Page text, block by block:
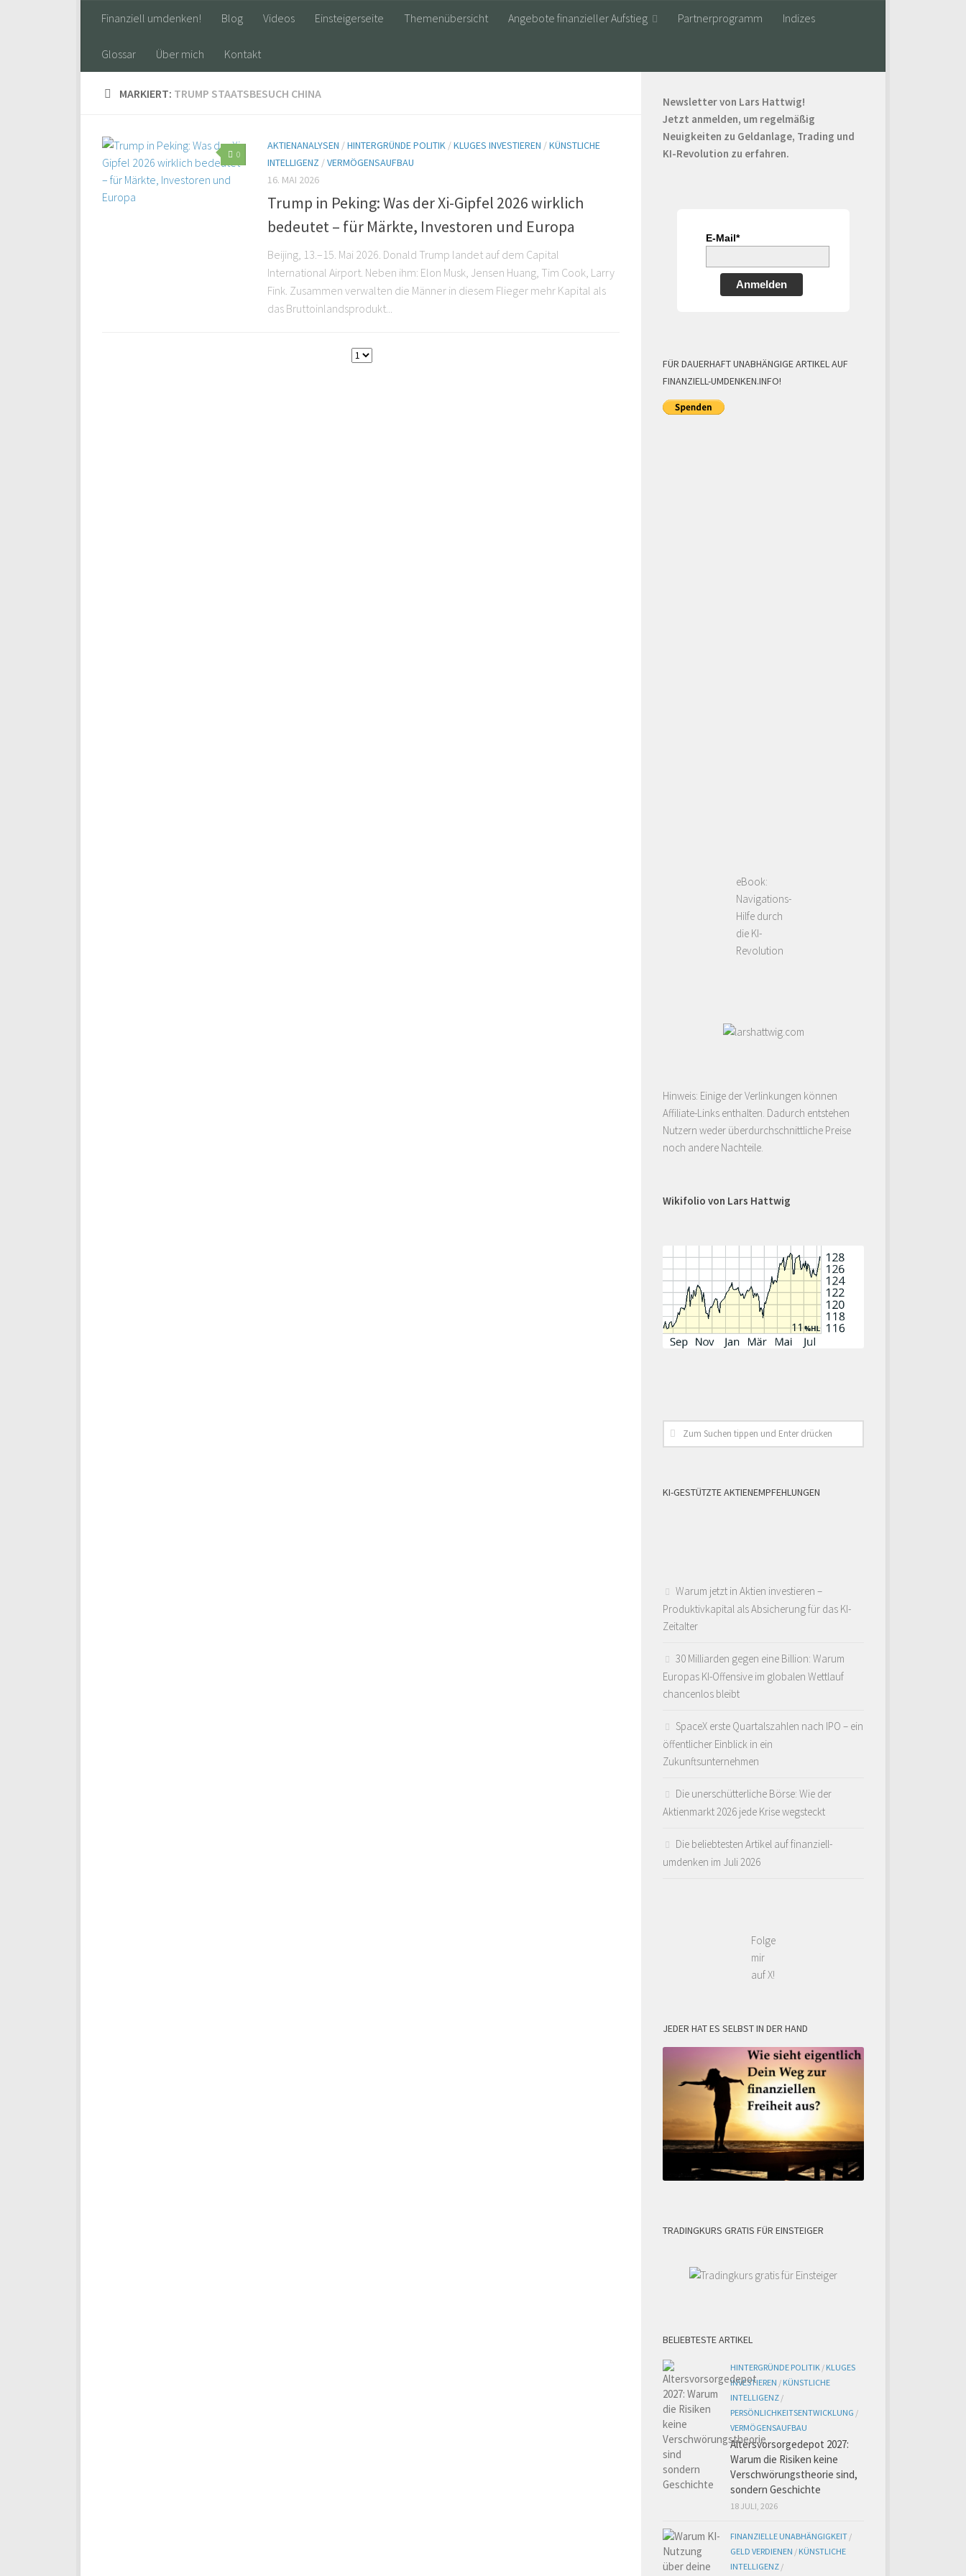
Finanziell umdenken! Blog Videos Einsteigerseite Themenübersicht Angebote finanzieller Aufstieg Partnerprogramm Indizes
Glossar Über mich Kontakt
MARKIERT: TRUMP STAATSBESUCH CHINA
0
AKTIENANALYSEN /HINTERGRÜNDE POLITIK /KLUGES INVESTIEREN /KÜNSTLICHE
INTELLIGENZ /VERMÖGENSAUFBAU
16. MAI 2026
Trump in Peking: Was der Xi-Gipfel 2026 wirklich
bedeutet – für Märkte, Investoren und Europa
Beijing, 13.–15. Mai 2026. Donald Trump landet auf dem Capital
International Airport. Neben ihm: Elon Musk, Jensen Huang, Tim Cook, Larry
Fink. Zusammen verwalten die Männer in diesem Flieger mehr Kapital als
das Bruttoinlandsprodukt...
Newsletter von Lars Hattwig!
Jetzt anmelden, um regelmäßig
Neuigkeiten zu Geldanlage, Trading und
KI-Revolution zu erfahren.
E-Mail*
Anmelden
FÜR DAUERHAFT UNABHÄNGIGE ARTIKEL AUF
FINANZIELL-UMDENKEN.INFO!
eBook:
Navigations-
Hilfe durch
die KI-
Revolution
Hinweis: Einige der Verlinkungen können
Affiliate-Links enthalten. Dadurch entstehen
Nutzern weder überdurchschnittliche Preise
noch andere Nachteile.
Wikifolio von Lars Hattwig
KI-GESTÜTZTE AKTIENEMPFEHLUNGEN
Warum jetzt in Aktien investieren –
Produktivkapital als Absicherung für das KI-
Zeitalter
30 Milliarden gegen eine Billion: Warum
Europas KI-Offensive im globalen Wettlauf
chancenlos bleibt
SpaceX erste Quartalszahlen nach IPO – ein
öffentlicher Einblick in ein
Zukunftsunternehmen
Die unerschütterliche Börse: Wie der
Aktienmarkt 2026 jede Krise wegsteckt
Die beliebtesten Artikel auf finanziell-
umdenken im Juli 2026
Folge
mir
auf X!
JEDER HAT ES SELBST IN DER HAND
TRADINGKURS GRATIS FÜR EINSTEIGER
BELIEBTESTE ARTIKEL
HINTERGRÜNDE POLITIK / KLUGES
INVESTIEREN / KÜNSTLICHE
INTELLIGENZ /
PERSÖNLICHKEITSENTWICKLUNG /
VERMÖGENSAUFBAU
Altersvorsorgedepot 2027:
Warum die Risiken keine
Verschwörungstheorie sind,
sondern Geschichte
18 JULI, 2026
FINANZIELLE UNABHÄNGIGKEIT /
GELD VERDIENEN / KÜNSTLICHE
INTELLIGENZ /